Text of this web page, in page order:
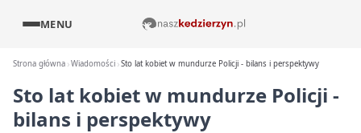
MENU
Strona główna Wiadomości Sto lat kobiet w mundurze Policji - bilans i perspektywy
Sto lat kobiet w mundurze Policji -
bilans i perspektywy